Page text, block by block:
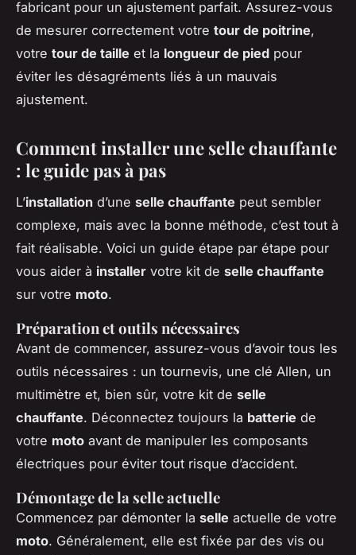
fabricant pour un ajustement parfait. Assurez-vous
de mesurer correctement votre tour de poitrine,
votre tour de taille et la longueur de pied pour
éviter les désagréments liés à un mauvais
ajustement.
Comment installer une selle chauffante
: le guide pas à pas
L’installation d’une selle chauffante peut sembler
complexe, mais avec la bonne méthode, c’est tout à
fait réalisable. Voici un guide étape par étape pour
vous aider à installer votre kit de selle chauffante
sur votre moto.
Préparation et outils nécessaires
Avant de commencer, assurez-vous d’avoir tous les
outils nécessaires : un tournevis, une clé Allen, un
multimètre et, bien sûr, votre kit de selle
chauffante. Déconnectez toujours la batterie de
votre moto avant de manipuler les composants
électriques pour éviter tout risque d’accident.
Démontage de la selle actuelle
Commencez par démonter la selle actuelle de votre
moto. Généralement, elle est fixée par des vis ou